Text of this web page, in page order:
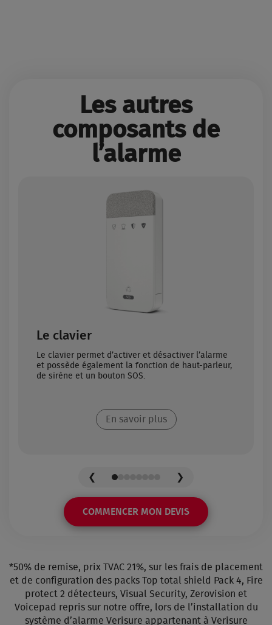
Les autres
composants de
l’alarme
Le clavier
Le clavier permet d’activer et désactiver l’alarme
et possède également la fonction de haut-parleur,
de sirène et un bouton SOS.
En savoir plus
❮ ❯
COMMENCER MON DEVIS
*50% de remise, prix TVAC 21%, sur les frais de placement
et de configuration des packs Top total shield Pack 4, Fire
protect 2 détecteurs, Visual Security, Zerovision et
Voicepad repris sur notre offre, lors de l’installation du
système d’alarme Verisure appartenant à Verisure